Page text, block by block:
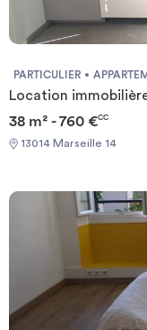
PARTICULIER
Location
38 m² - 760 €CC
13014 Marseille 14